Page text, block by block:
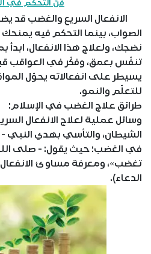
فنّ التحكم في
الانفعال السريع والغضب قد
الصواب، بينما التحكم فيه
نضجك، ولعلاج هذا الانفعال،
تنفّس بعمق، وفكّر في العواقب
يسيطر على انفعالاته يحوّل
للتعلّم والنمو.
طرائق علاج الغضب في الإسلام:
وسائل عملية لعلاج الانفعال
الشيطان، والتأسي بهدي
في الغضب؛ حيث يقول: - صلى
تغضب»، ومعرفة مساوئ الانفعال
الدعاء).